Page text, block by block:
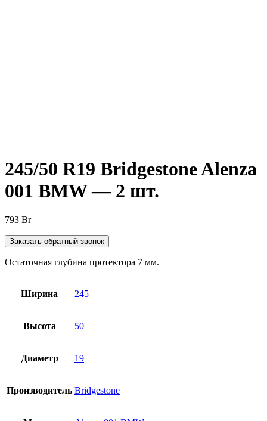
245/50 R19 Bridgestone Alenza
001 BMW — 2 шт.
793 Br
Заказать обратный звонок
Остаточная глубина протектора 7 мм.
Ширина 245
Высота 50
Диаметр 19
Производитель Bridgestone